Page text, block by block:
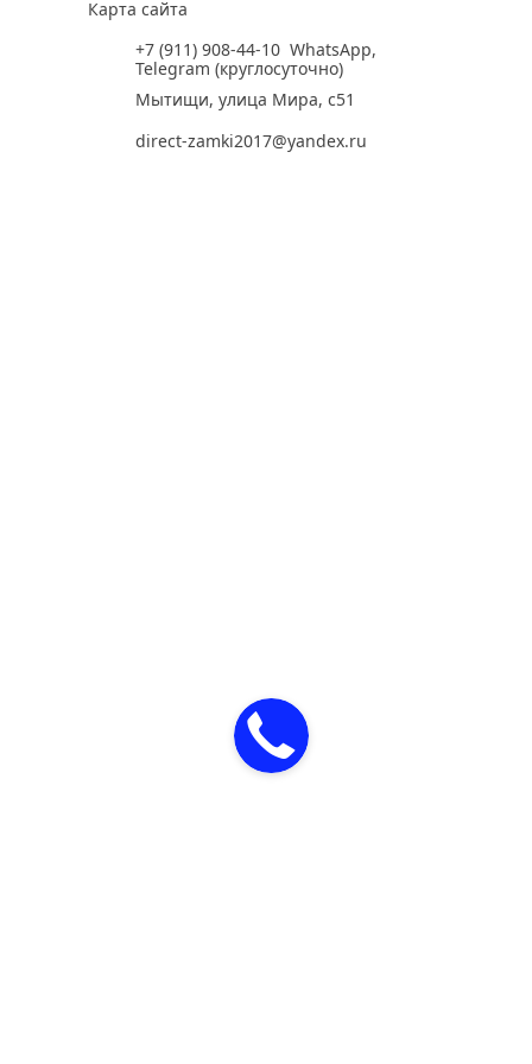
Карта сайта
+7 (911) 908-44-10 WhatsApp,
Telegram (круглосуточно)
Мытищи, улица Мира, с51
direct-zamki2017@yandex.ru